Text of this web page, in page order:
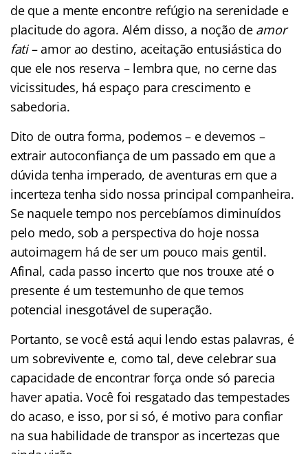
de que a mente encontre refúgio na serenidade e
placitude do agora. Além disso, a noção de amor
fati– amor ao destino, aceitação entusiástica do
que ele nos reserva – lembra que, no cerne das
vicissitudes, há espaço para crescimento e
sabedoria.
Dito de outra forma, podemos – e devemos –
extrair autoconfiança de um passado em que a
dúvida tenha imperado, de aventuras em que a
incerteza tenha sido nossa principal companheira.
Se naquele tempo nos percebíamos diminuídos
pelo medo, sob a perspectiva do hoje nossa
autoimagem há de ser um pouco mais gentil.
Afinal, cada passo incerto que nos trouxe até o
presente é um testemunho de que temos
potencial inesgotável de superação.
Portanto, se você está aqui lendo estas palavras, é
um sobrevivente e, como tal, deve celebrar sua
capacidade de encontrar força onde só parecia
haver apatia. Você foi resgatado das tempestades
do acaso, e isso, por si só, é motivo para confiar
na sua habilidade de transpor as incertezas que